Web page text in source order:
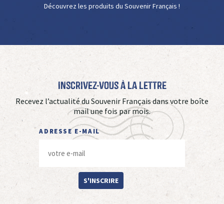
Découvrez les produits du Souvenir Français !
Inscrivez-vous à La Lettre
Recevez l’actualité du Souvenir Français dans votre boîte
mail une fois par mois.
ADRESSE E-MAIL
S'INSCRIRE